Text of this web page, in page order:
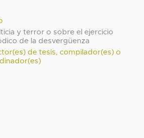
y terror o sobre el ejercicio
de la desvergüenza
de tesis, compilador(es) o